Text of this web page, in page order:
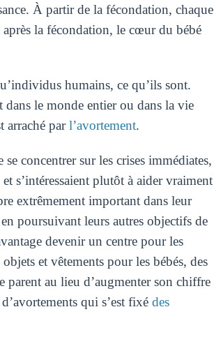
À partir de la fécondation, chaque
la fécondation, le cœur du bébé
humains, ce qu’ils sont.
le monde entier ou dans la vie
arraché parl’avortement.
se concentrer sur les crises immédiates,
s’intéressaient plutôt à aider vraiment
extrêmement important dans leur
poursuivant leurs autres objectifs de
devenir un centre pour les
et vêtements pour les bébés, des
parent au lieu d’augmenter son chiffre
qui s’est fixé des